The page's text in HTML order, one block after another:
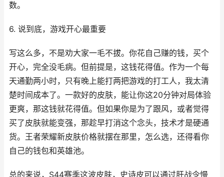
数。
6. 说到底，游戏开心最重要
写这么多，不是劝大家一毛不拔。你花自己赚的钱，买个
开心，完全没毛病。但前提是，这钱花得值。作为一个每
天通勤两小时，只有晚上能打两把游戏的打工人，我太清
楚时间成本了。一款好的皮肤，能让你这20分钟对局体验
更爽，那这钱就花得值。但如果你是为了跟风，或者觉得
买了皮肤就能变强，那趁早打消这个念头，技术才是硬通
货。王者荣耀新皮肤价格就摆在那里，怎么选，还得看你
自己的钱包和英雄池。
总的来说，S44赛季这波皮肤，史诗皮可以通过肝战令慢